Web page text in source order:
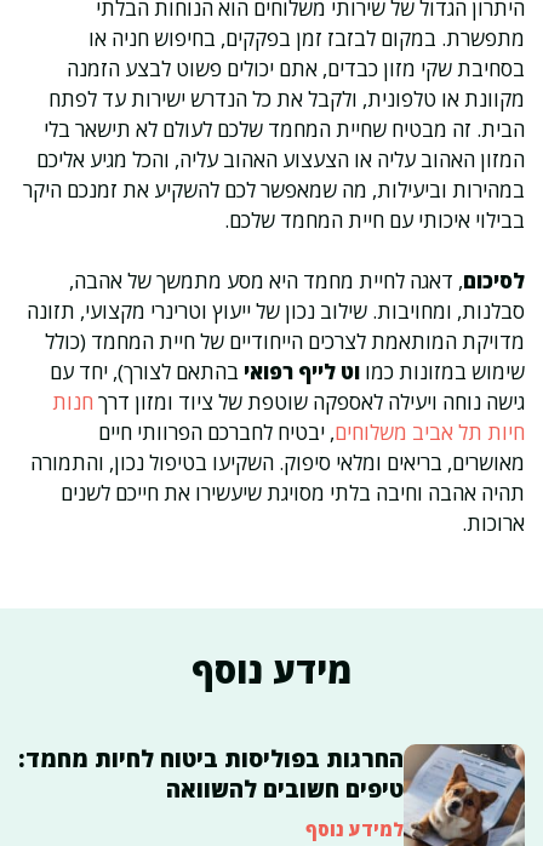
היתרון הגדול של שירותי משלוחים הוא הנוחות הבלתי
מתפשרת. במקום לבזבז זמן בפקקים, בחיפוש חניה או
בסחיבת שקי מזון כבדים, אתם יכולים פשוט לבצע הזמנה
מקוונת או טלפונית, ולקבל את כל הנדרש ישירות עד לפתח
הבית. זה מבטיח שחיית המחמד שלכם לעולם לא תישאר בלי
המזון האהוב עליה או הצעצוע האהוב עליה, והכל מגיע אליכם
במהירות וביעילות, מה שמאפשר לכם להשקיע את זמנכם היקר
בבילוי איכותי עם חיית המחמד שלכם.
לסיכום, דאגה לחיית מחמד היא מסע מתמשך של אהבה,
סבלנות, ומחויבות. שילוב נכון של ייעוץ וטרינרי מקצועי, תזונה
מדויקת המותאמת לצרכים הייחודיים של חיית המחמד (כולל
שימוש במזונות כמו וט לייף רפואי בהתאם לצורך), יחד עם
גישה נוחה ויעילה לאספקה שוטפת של ציוד ומזון דרך חנות
חיות תל אביב משלוחים, יבטיח לחברכם הפרוותי חיים
מאושרים, בריאים ומלאי סיפוק. השקיעו בטיפול נכון, והתמורה
תהיה אהבה וחיבה בלתי מסויגת שיעשירו את חייכם לשנים
ארוכות.
מידע נוסף
החרגות בפוליסות ביטוח לחיות מחמד:
טיפים חשובים להשוואה
למידע נוסף